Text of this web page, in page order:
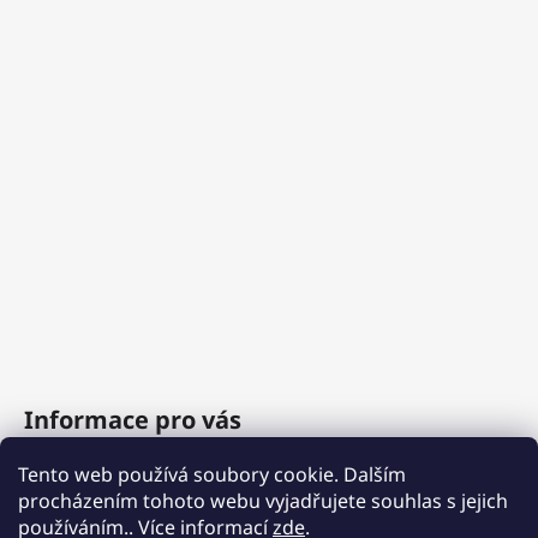
Tento web používá soubory cookie. Dalším
procházením tohoto webu vyjadřujete souhlas s jejich
používáním.. Více informacízde.
Informace pro vás
O nás
Obchodní podmínky